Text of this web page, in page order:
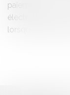
paiement en
électronique à
lorsque le